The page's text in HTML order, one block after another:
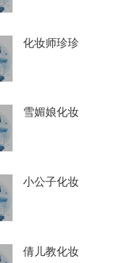
化妆师珍珍
雪媚娘化妆
小公子化妆
倩儿教化妆